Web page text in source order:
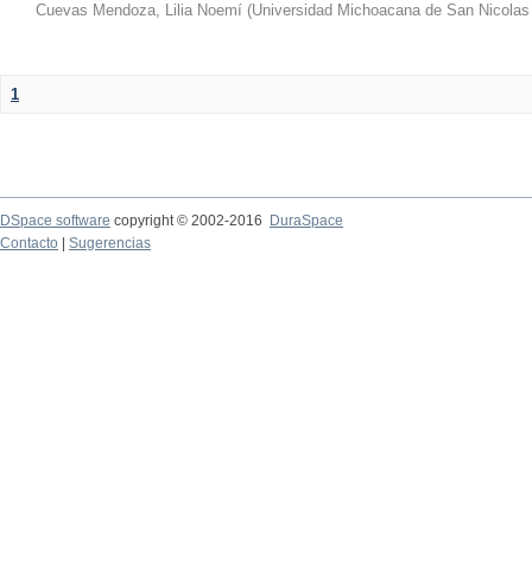
Cuevas Mendoza, Lilia Noemí (Universidad Michoacana de San
1
DSpace software copyright © 2002-2016
DuraSpace
Contacto
Sugerencias